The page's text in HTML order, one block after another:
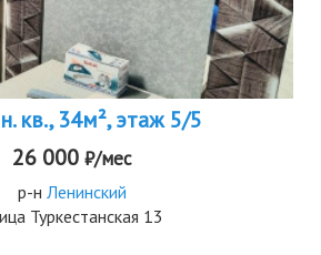
кв., 34м², этаж 5/5
26 000 ₽/мес
р-н Ленинский
Туркестанская 13